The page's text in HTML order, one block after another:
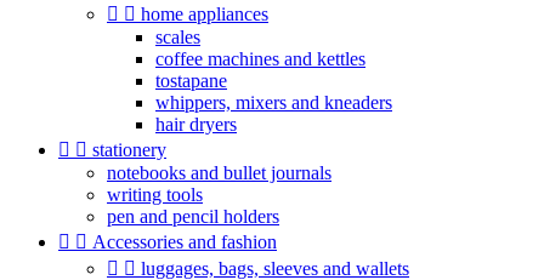
  home appliances
scales
coffee machines and kettles
tostapane
whippers, mixers and kneaders
hair dryers
  stationery
notebooks and bullet journals
writing tools
pen and pencil holders
  Accessories and fashion
  luggages, bags, sleeves and wallets